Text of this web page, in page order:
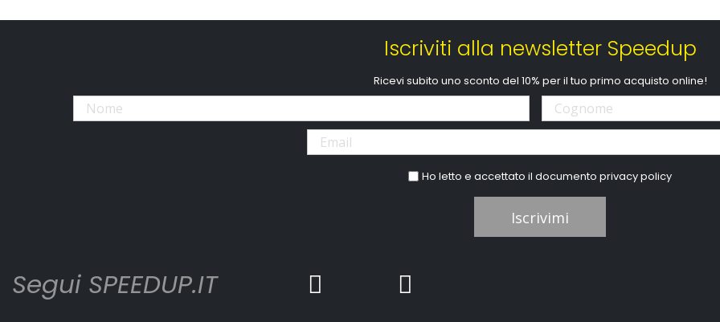
Iscriviti alla newsletter Speedup
Ricevi subito uno sconto del 10% per il tuo primo acquisto online!
Ho letto e accettato il documentoprivacy policy
Iscrivimi
Segui SPEEDUP.IT